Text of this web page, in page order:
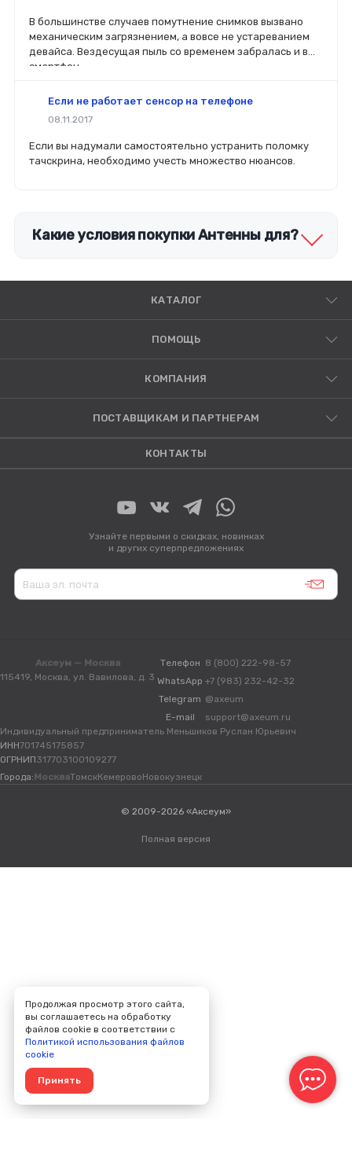
легче сориентироваться в разъемах, элементах
крепления, электрических параметрах и прочих
характеристиках.
В большинстве случаев помутнение снимков вызвано
механическим загрязнением, а вовсе не устареванием
девайса. Вездесущая пыль со временем забралась и в
смартфон.
Если не работает сенсор на телефоне
08.11.2017
Если вы надумали самостоятельно устранить поломку
тачскрина, необходимо учесть множество нюансов.
Какие условия покупки Антенны для?
КАТАЛОГ
ПОМОЩЬ
КОМПАНИЯ
ПОСТАВЩИКАМ И ПАРТНЕРАМ
КОНТАКТЫ
Узнайте первыми о скидках, новинках
и других суперпредложениях
Аксеум — Москва
115419, Москва, ул. Вавилова, д. 3
Телефон 8 (800) 222-98-57
WhatsApp +7 (983) 232-42-32
Telegram @axeum
E-mail
support@axeum.ru
Индивидуальный предприниматель Меньшиков Руслан Юрьевич
ИНН701745175857
ОГРНИП317703100109277
Города: МоскваТомскКемеровоНовокузнецк
© 2009-2026 «Аксеум»
Полная версия
Продолжая просмотр этого сайта,
вы соглашаетесь на обработку
файлов cookie в соответствии с
Политикой использования файлов
cookie
Принять